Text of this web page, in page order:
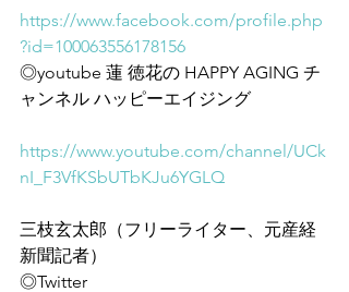
https://www.facebook.com/profile.php
?id=100063556178156
◎youtube 蓮 徳花の HAPPY AGING チ
ャンネル ハッピーエイジング
https://www.youtube.com/channel/UCk
nI_F3VfKSbUTbKJu6YGLQ
三枝玄太郎（フリーライター、元産経
新聞記者）
◎Twitter